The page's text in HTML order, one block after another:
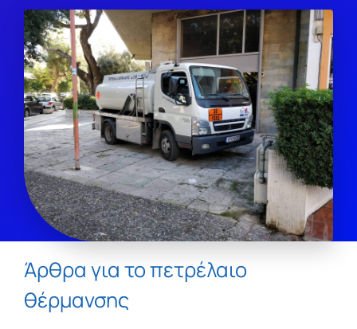
Άρθρα για το πετρέλαιο
θέρμανσης